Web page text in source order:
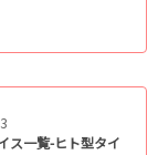
ス一覧-ヒト型タイ